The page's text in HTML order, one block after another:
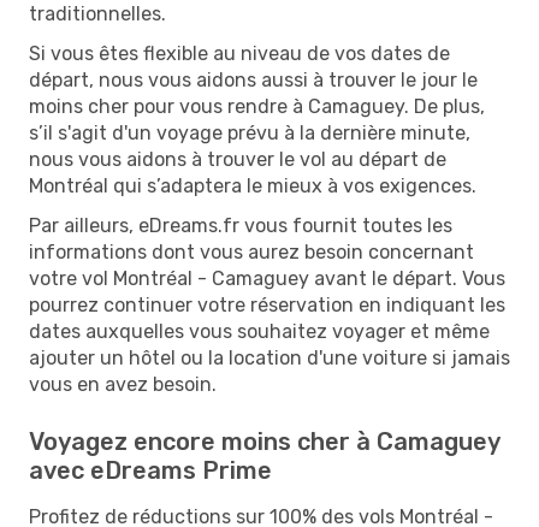
traditionnelles.
Si vous êtes flexible au niveau de vos dates de
départ, nous vous aidons aussi à trouver le jour le
moins cher pour vous rendre à Camaguey. De plus,
s’il s'agit d'un voyage prévu à la dernière minute,
nous vous aidons à trouver le vol au départ de
Montréal qui s’adaptera le mieux à vos exigences.
Par ailleurs, eDreams.fr vous fournit toutes les
informations dont vous aurez besoin concernant
votre vol Montréal - Camaguey avant le départ. Vous
pourrez continuer votre réservation en indiquant les
dates auxquelles vous souhaitez voyager et même
ajouter un hôtel ou la location d'une voiture si jamais
vous en avez besoin.
Voyagez encore moins cher à Camaguey
avec eDreams Prime
Profitez de réductions sur 100% des vols Montréal -